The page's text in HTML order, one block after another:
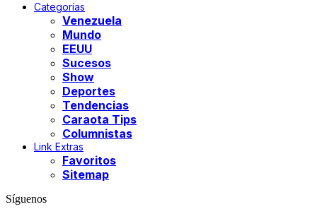
Categorías
Venezuela
Mundo
EEUU
Sucesos
Show
Deportes
Tendencias
Caraota Tips
Columnistas
Link Extras
Favoritos
Sitemap
Síguenos